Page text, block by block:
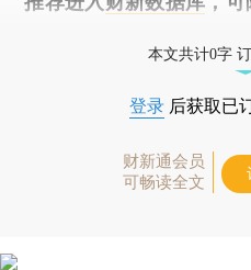
本文共计0字
登录 后获取已
财新通会员
可畅读全文